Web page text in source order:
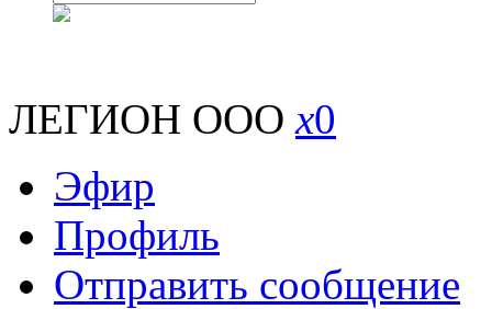
ЛЕГИОН ОООx0
Эфир
Профиль
Отправить сообщение